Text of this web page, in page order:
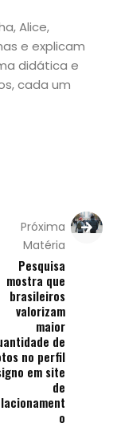
Alice,
e explicam
didática e
cada um
Próxima
Matéria
Pesquisa
mostra que
brasileiros
valorizam
maior
de
no perfil
em site
de
o